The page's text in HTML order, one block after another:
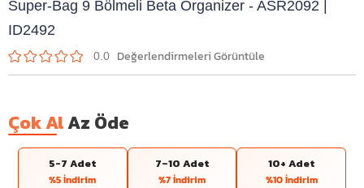
Super-Bag 9 Bölmeli Beta Organizer - ASR2092 |
ID2492
0.0
Çok AlAz Öde
5-7 Adet
%5 İndirim
7–10 Adet
%7 İndirim
10+ Adet
%10 İndirim